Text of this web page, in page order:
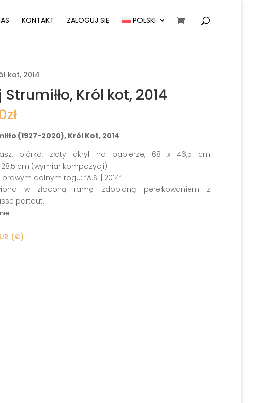
KONTAKT ZALOGUJ SIĘ POLSKI
kot, 2014
Król kot, 2014
zł
(1927-2020), Król Kot, 2014
piórko, złoty akryl na papierze, 68 x 46,5 cm
cm (wymiar kompozycji)
dolnym rogu: “A.S. | 2014”
w złoconą ramę zdobioną perełkowaniem z
partout.
(€)